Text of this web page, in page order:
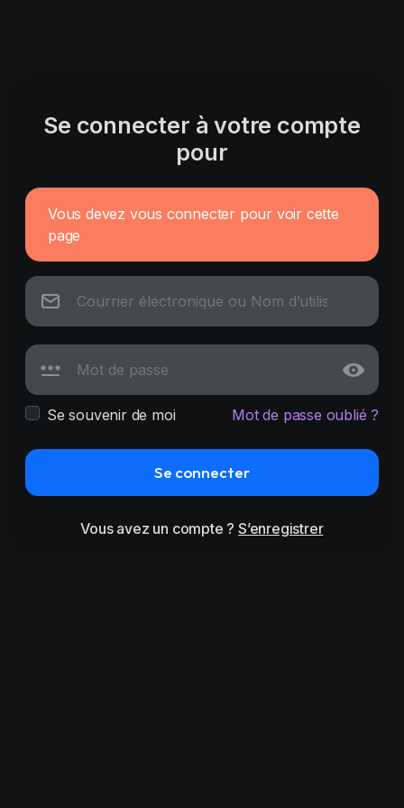
Se connecter à votre compte
pour
Vous devez vous connecter pour voir cette
page
Se souvenir de moi Mot de passe oublié ?
Se connecter
Vous avez un compte ?S’enregistrer